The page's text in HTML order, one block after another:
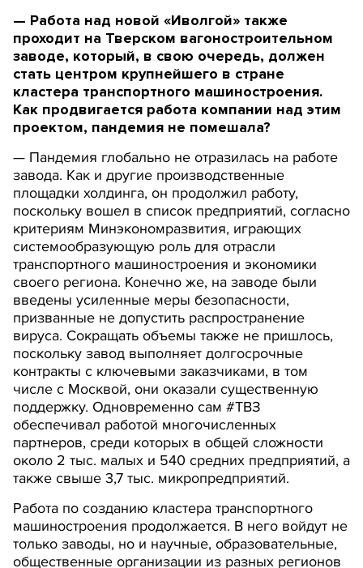
— Работа над новой «Иволгой» также
проходит на Тверском вагоностроительном
заводе, который, в свою очередь, должен
стать центром крупнейшего в стране
кластера транспортного машиностроения.
Как продвигается работа компании над этим
проектом, пандемия не помешала?
— Пандемия глобально не отразилась на работе
завода. Как и другие производственные
площадки холдинга, он продолжил работу,
поскольку вошел в список предприятий, согласно
критериям Минэкономразвития, играющих
системообразующую роль для отрасли
транспортного машиностроения и экономики
своего региона. Конечно же, на заводе были
введены усиленные меры безопасности,
призванные не допустить распространение
вируса. Сокращать объемы также не пришлось,
поскольку завод выполняет долгосрочные
контракты с ключевыми заказчиками, в том
числе с Москвой, они оказали существенную
поддержку. Одновременно сам #ТВЗ
обеспечивал работой многочисленных
партнеров, среди которых в общей сложности
около 2 тыс. малых и 540 средних предприятий, а
также свыше 3,7 тыс. микропредприятий.
Работа по созданию кластера транспортного
машиностроения продолжается. В него войдут не
только заводы, но и научные, образовательные,
общественные организации из разных регионов